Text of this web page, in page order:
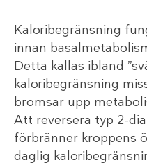
Kaloribegränsning
innan
Detta kallas ibland
kaloribegränsning
bromsar upp
Att reversera typ 2-
förbränner kroppens
daglig